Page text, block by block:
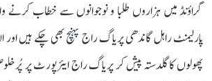
گراؤنڈ میں ہزاروں طلبا و نوجوانوں سے خطاب
پارلیمنٹ راہل گاندھی پریاگ راج پہنچ بھی چکے ہیں
پھولوں کا گلدستہ پیش کر پریاگ راج ایئرپورٹ پر